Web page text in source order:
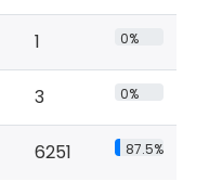
1 0%
3 0%
6251 87.5%